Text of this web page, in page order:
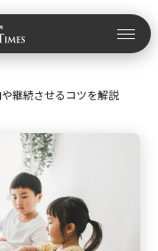
継続させるコツを解説